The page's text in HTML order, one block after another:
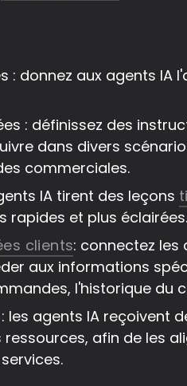
: donnez aux agents IA
: définissez des
dans divers
commerciales.
IA tirent des leçons
rapides et plus éclairées.
clients: connectez les
aux informations
l'historique du
les agents IA reçoivent
afin de les